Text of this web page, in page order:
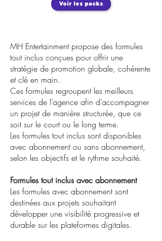
Voir les packs
MH Entertainment propose des formules
tout inclus conçues pour offrir une
stratégie de promotion globale, cohérente
et clé en main.
Ces formules regroupent les meilleurs
services de l’agence afin d’accompagner
un projet de manière structurée, que ce
soit sur le court ou le long terme.
Les formules tout inclus sont disponibles
avec abonnement ou sans abonnement,
selon les objectifs et le rythme souhaité.
Formules tout inclus avec abonnement
Les formules avec abonnement sont
destinées aux projets souhaitant
développer une visibilité progressive et
durable sur les plateformes digitales.